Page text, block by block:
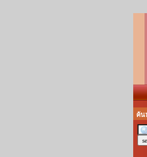
ค้น